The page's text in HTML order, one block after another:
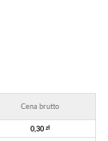
Cena brutto
0,30 zł